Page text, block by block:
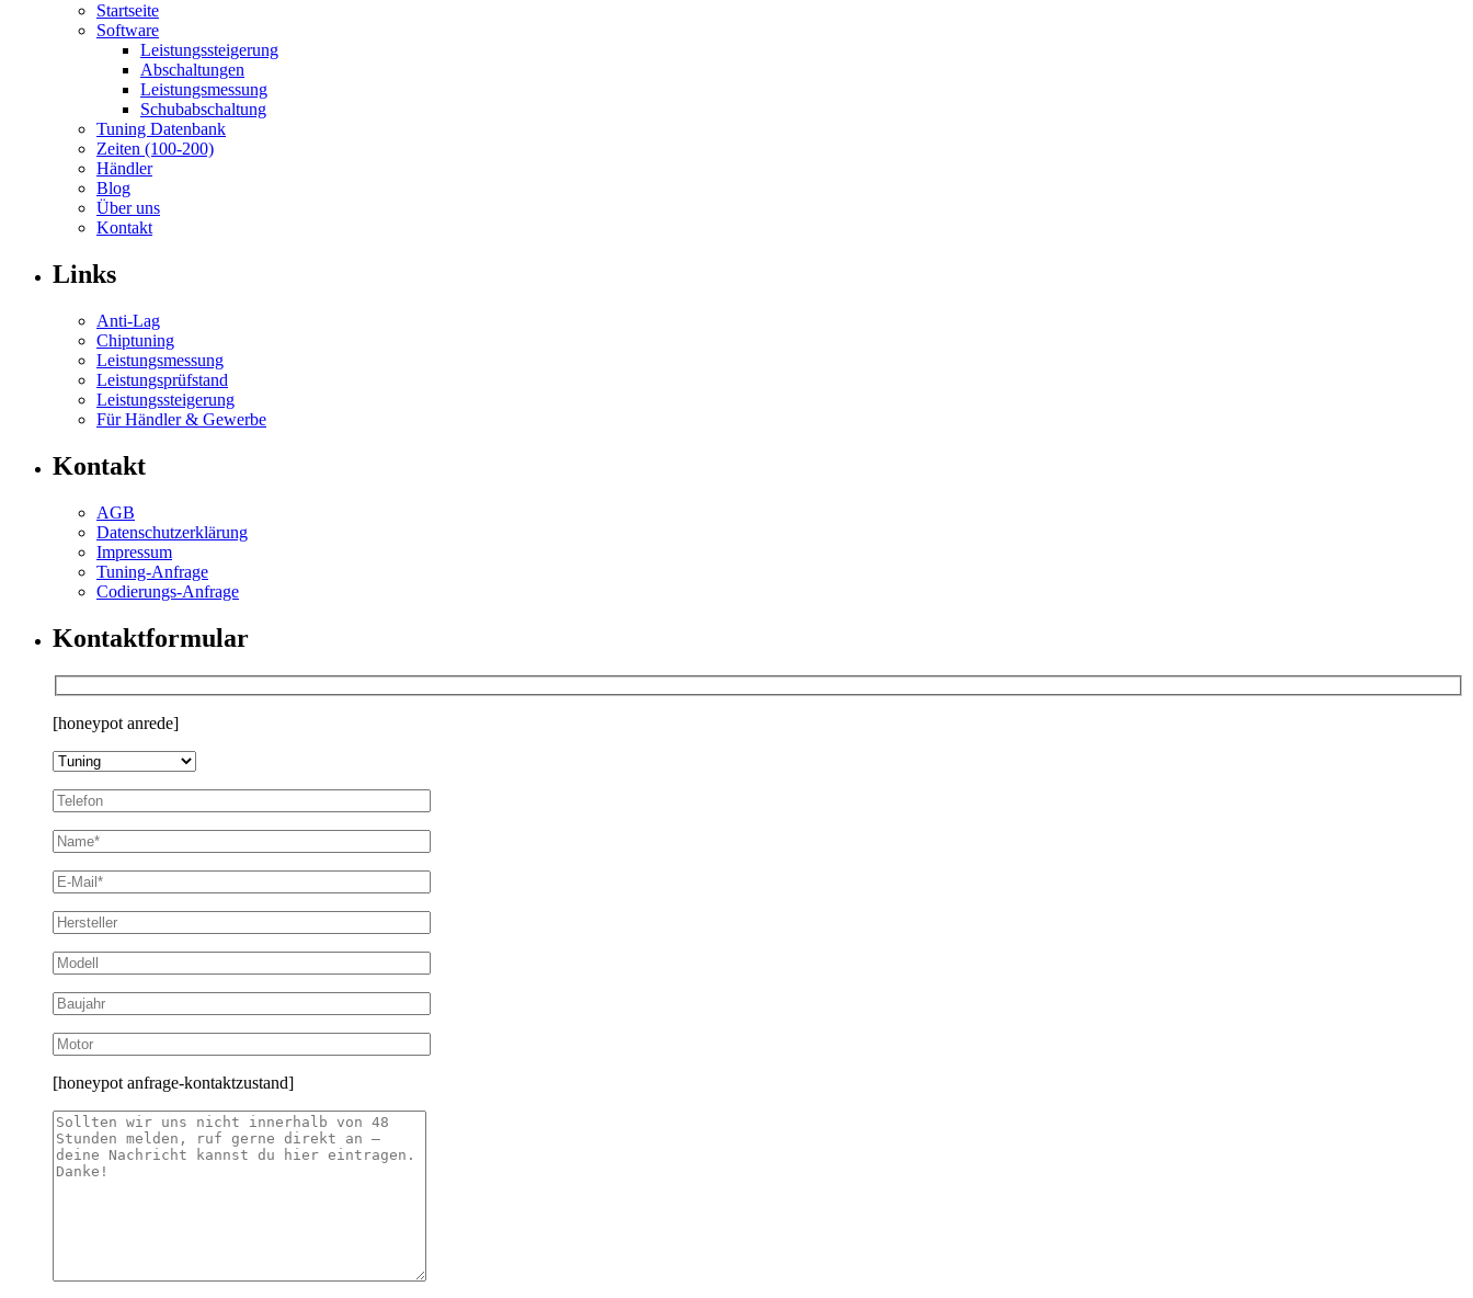
Startseite
Software
Leistungssteigerung
Abschaltungen
Leistungsmessung
Schubabschaltung
Tuning Datenbank
Zeiten (100-200)
Händler
Blog
Über uns
Kontakt
Links
Anti-Lag
Chiptuning
Leistungsmessung
Leistungsprüfstand
Leistungssteigerung
Für Händler & Gewerbe
Kontakt
AGB
Datenschutzerklärung
Impressum
Tuning-Anfrage
Codierungs-Anfrage
Kontaktformular
[honeypot anrede]
[honeypot anfrage-kontaktzustand]